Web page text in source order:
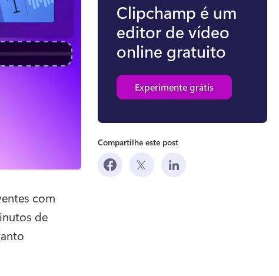
com
de
Clipchamp é um
editor de vídeo
online gratuito
Experimente grátis
Compartilhe este post